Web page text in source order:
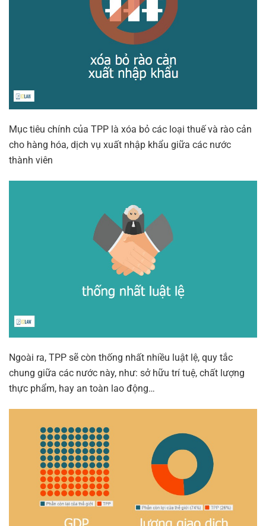
Mục tiêu chính của TPP là xóa bỏ các loại thuế và rào cản
cho hàng hóa, dịch vụ xuất nhập khẩu giữa các nước
thành viên
Ngoài ra, TPP sẽ còn thống nhất nhiều luật lệ, quy tắc
chung giữa các nước này, như: sở hữu trí tuệ, chất lượng
thực phẩm, hay an toàn lao động…